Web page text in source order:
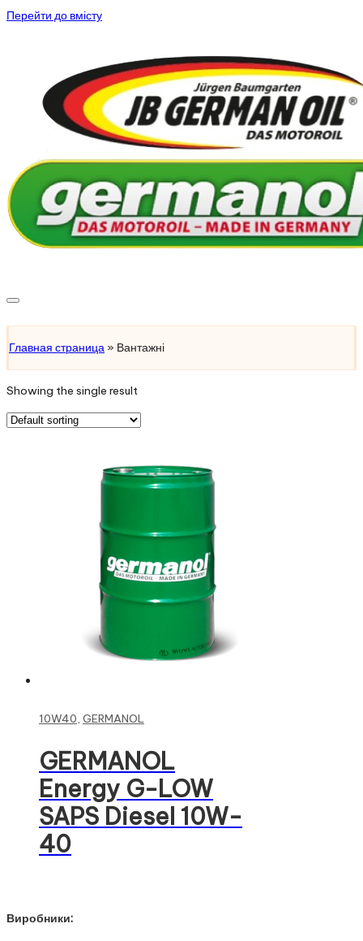
Перейти до вмісту
Главная страница » Вантажні
Showing the single result
10W40, GERMANOL
GERMANOL
Energy G-LOW
SAPS Diesel 10W-
40
Виробники: